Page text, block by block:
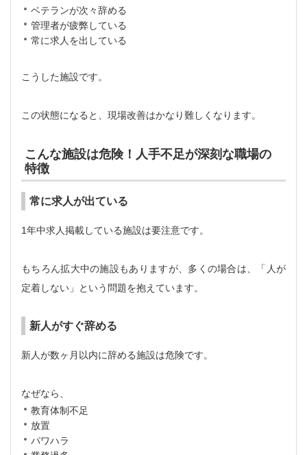
ベテランが次々辞める
管理者が疲弊している
常に求人を出している
こうした施設です。
この状態になると、現場改善はかなり難しくなります。
こんな施設は危険！人手不足が深刻な職場の
特徴
常に求人が出ている
1年中求人掲載している施設は要注意です。
もちろん拡大中の施設もありますが、多くの場合は、「人が
定着しない」という問題を抱えています。
新人がすぐ辞める
新人が数ヶ月以内に辞める施設は危険です。
なぜなら、
教育体制不足
放置
パワハラ